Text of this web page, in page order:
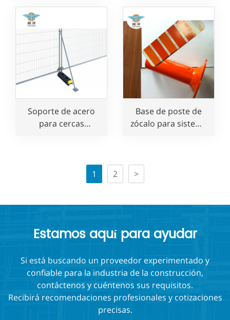
eventos
para conciertos
Soporte de acero
para cercas
Base de poste de
zócalo para sistema
1
2 >
Estamos aquí para ayudar
Si está buscando un proveedor experimentado y
confiable para la industria de la construcción,
contáctenos y cuéntenos sus requisitos.
Recibirá recomendaciones profesionales y cotizaciones
precisas.